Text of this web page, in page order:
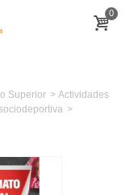
0
Superior > Actividades
>